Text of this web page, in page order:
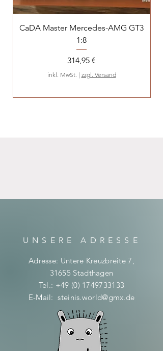
CaDA Master Mercedes-AMG GT3
1:8
Preis
314,95 €
inkl. MwSt. | zzgl. Versand
UNSERE ADRESSE
Adresse: Untere Kreuzbreite 7,
31655 Stadthagen
Tel.: +49 (0) 1749733133
E-Mail:steinis.world@gmx.de